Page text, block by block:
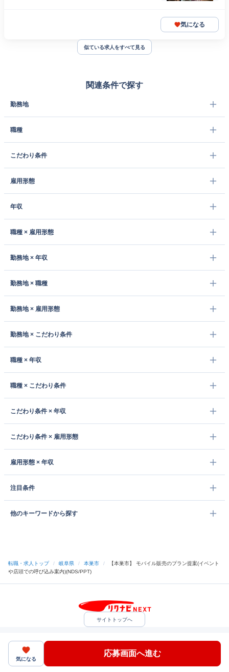
気になる
似ている求人をすべて見る
関連条件で探す
勤務地
職種
こだわり条件
雇用形態
年収
職種 × 雇用形態
勤務地 × 年収
勤務地 × 職種
勤務地 × 雇用形態
勤務地 × こだわり条件
職種 × 年収
職種 × こだわり条件
こだわり条件 × 年収
こだわり条件 × 雇用形態
雇用形態 × 年収
注目条件
他のキーワードから探す
転職・求人トップ / 岐阜県 / 本巣市 /
【本巣市】 モバイル販売のプラン提案(イベント
や店頭での呼び込み案内)(NDS/PPT)
気になる
応募画面へ進む
サイトトップへ
中途採用をご検討の企業様
ヘルプ・お問い合わせ
（C）Indeed Inc.